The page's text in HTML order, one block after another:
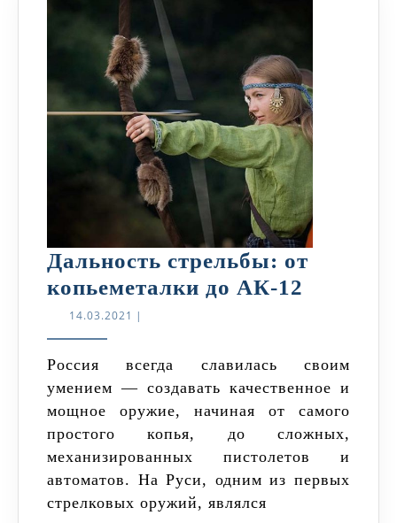
Дальность стрельбы: от
копьеметалки до АК-12
до
АК-12
14.03.2021 14.03.2021
|
Россия всегда славилась своим
умением — создавать качественное и
мощное оружие, начиная от самого
простого копья, до сложных,
механизированных пистолетов и
автоматов. На Руси, одним из первых
стрелковых оружий, являлся